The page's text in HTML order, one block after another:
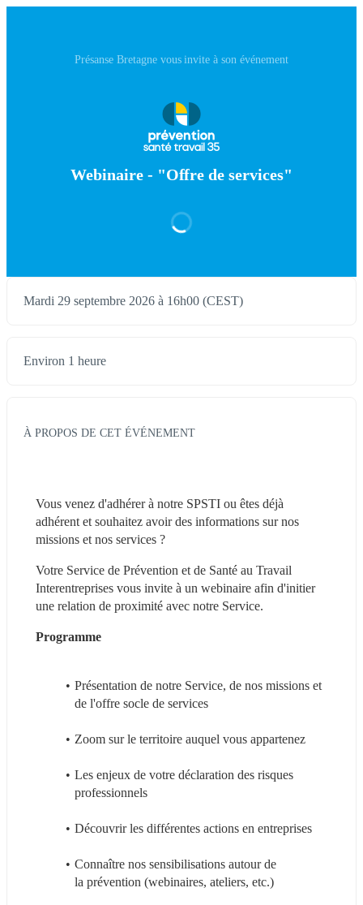
Présanse Bretagne vous invite à son événement
Webinaire - "Offre de services"
Mardi 29 septembre 2026 à 16h00 (CEST)
Environ 1 heure
À PROPOS DE CET ÉVÉNEMENT
Vous venez d'adhérer à notre SPSTI ou êtes déjà
adhérent et souhaitez avoir des informations sur nos
missions et nos services ?
Votre Service de Prévention et de Santé au Travail
Interentreprises vous invite à un webinaire afin d'initier
une relation de proximité avec notre Service.
Programme
Présentation de notre Service, de nos missions et
de l'offre socle de services
Zoom sur le territoire auquel vous appartenez
Les enjeux de votre déclaration des risques
professionnels
Découvrir les différentes actions en entreprises
Connaître nos sensibilisations autour de
la prévention (webinaires, ateliers, etc.)